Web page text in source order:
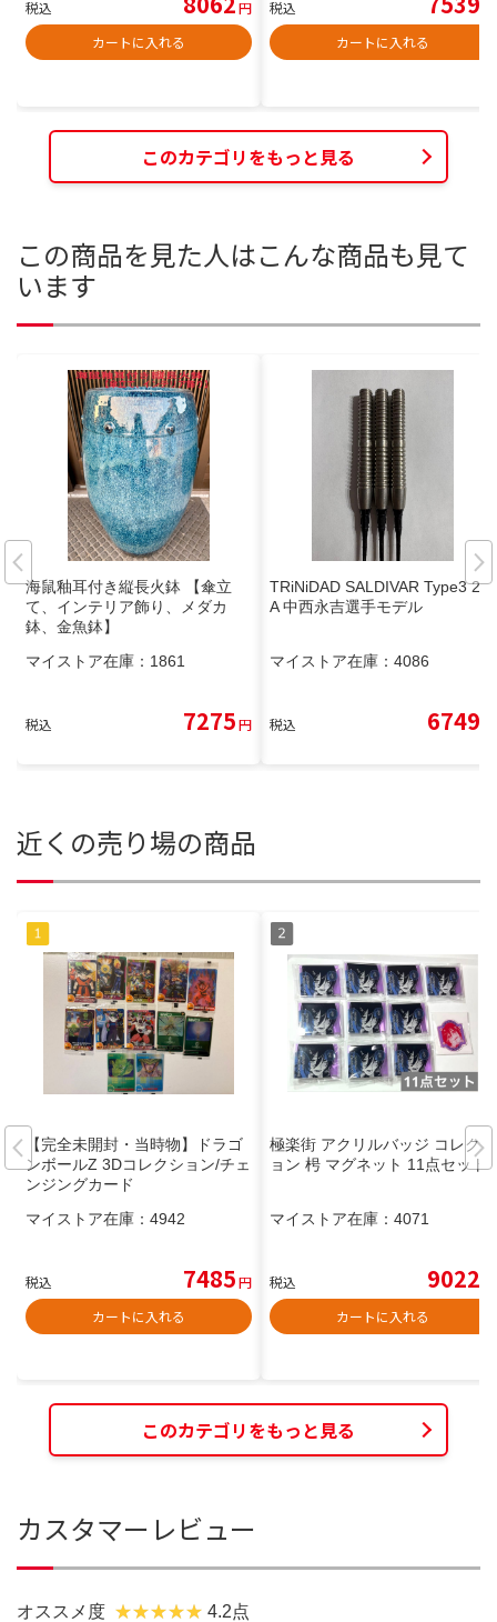
税込
円
カートに入れる
税込
カートに入れる
このカテゴリをもっと見る
この商品を見た人はこんな商品も見て
います
海鼠釉耳付き縦長火鉢 【傘立
て、インテリア飾り、メダカ
鉢、金魚鉢】
マイストア在庫： 1861
税込 7275円
TRiNiDAD SALDIVAR Type3 2B
A 中西永吉選手モデル
マイストア在庫： 4086
税込 6749
近くの売り場の商品
【完全未開封・当時物】ドラゴ
ンボールZ 3Dコレクション/チェ
ンジングカード
マイストア在庫： 4942
税込 7485円
カートに入れる
極楽街 アクリルバッジ コレクシ
ョン 枵 マグネット 11点セット
マイストア在庫： 4071
税込 9022
カートに入れる
このカテゴリをもっと見る
カスタマーレビュー
オススメ度 4.2点